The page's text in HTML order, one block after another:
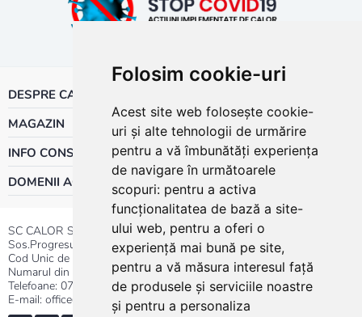
Folosim cookie-uri
Acest site web folosește cookie-
uri și alte tehnologii de urmărire
pentru a vă îmbunătăți experiența
de navigare în următoarele
scopuri: pentru a activa
funcționalitatea de bază a site-
ului web, pentru a oferi o
experiență mai bună pe site,
pentru a vă măsura interesul față
de produsele și serviciile noastre
și pentru a personaliza
DESPRE CALOR
MAGAZIN
INFO CONSUMATOR
DOMENII ACTIVITATE
SC CALOR SRL
Sos.Progresului nr.30-40, Sector 5, Bucuresti
Cod Unic de Inregistrare: RO 3004724
Numarul din Registrul Comertului:J40/13176/1991
Telefoane: 0737.23.44.44|021.411.44.44
E-mail: office@calor.ro